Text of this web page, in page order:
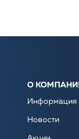
О
Информация
Новости